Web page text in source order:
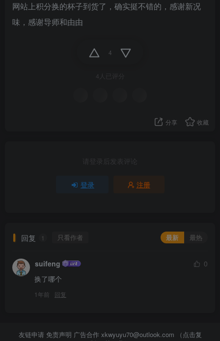
网站上积分换的杯子到货了，确实挺不错的，感谢新况
味，感谢导师和由由
4
4人已评分
分享 收藏
请登录后发表评论
登录 注册
回复 1 只看作者 最新 最热
suifeng
0
换了哪个
1年前 回复
友链申请 免责声明 广告合作xkwyuyu70@outlook.com （点击复